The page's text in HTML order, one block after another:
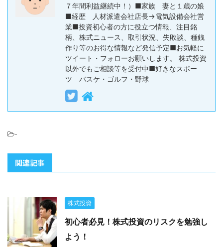
７年間利益継続中！）■家族 妻と１歳の娘
■経歴 人材派遣会社店長→電気設備会社営
業■投資初心者の方に役立つ情報、注目銘
柄、株式ニュース、取引状況、失敗談、種銭
作り等のお得な情報など発信予定■お気軽に
ツイート・フォローお願いします。 株式投資
以外でもご相談等を受付中■好きなスポー
ツ バスケ・ゴルフ・野球
-
関連記事
株式投資
初心者必見！株式投資のリスクを勉強し
よう！